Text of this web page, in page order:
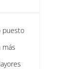
puesto
más